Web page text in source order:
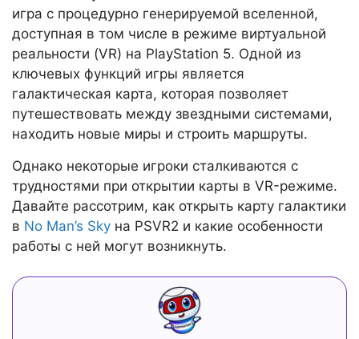
игра с процедурно генерируемой вселенной,
доступная в том числе в режиме виртуальной
реальности (VR) на PlayStation 5. Одной из
ключевых функций игры является
галактическая карта, которая позволяет
путешествовать между звездными системами,
находить новые миры и строить маршруты.
Однако некоторые игроки сталкиваются с
трудностями при открытии карты в VR-режиме.
Давайте рассотрим, как открыть карту галактики
в No Man’s Sky на PSVR2 и какие особенности
работы с ней могут возникнуть.